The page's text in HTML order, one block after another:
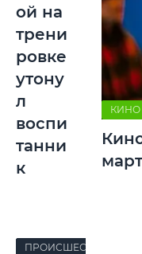
ой на
трени
ровке
утону
л
воспи
танни
к
ПРОИСШЕСТВИЯ
КИНО